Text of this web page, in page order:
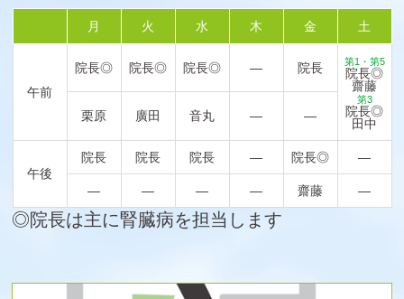
月 火 水 木 金 土
午前
院長◎ 院長◎ 院長◎ ― 院長 第1・第5
院長◎
齋藤
第3
院長◎
田中
栗原 廣田 音丸 ― ―
午後
院長 院長 院長 ― 院長◎ ―
― ― ― ― 齋藤 ―
◎院長は主に腎臓病を担当します